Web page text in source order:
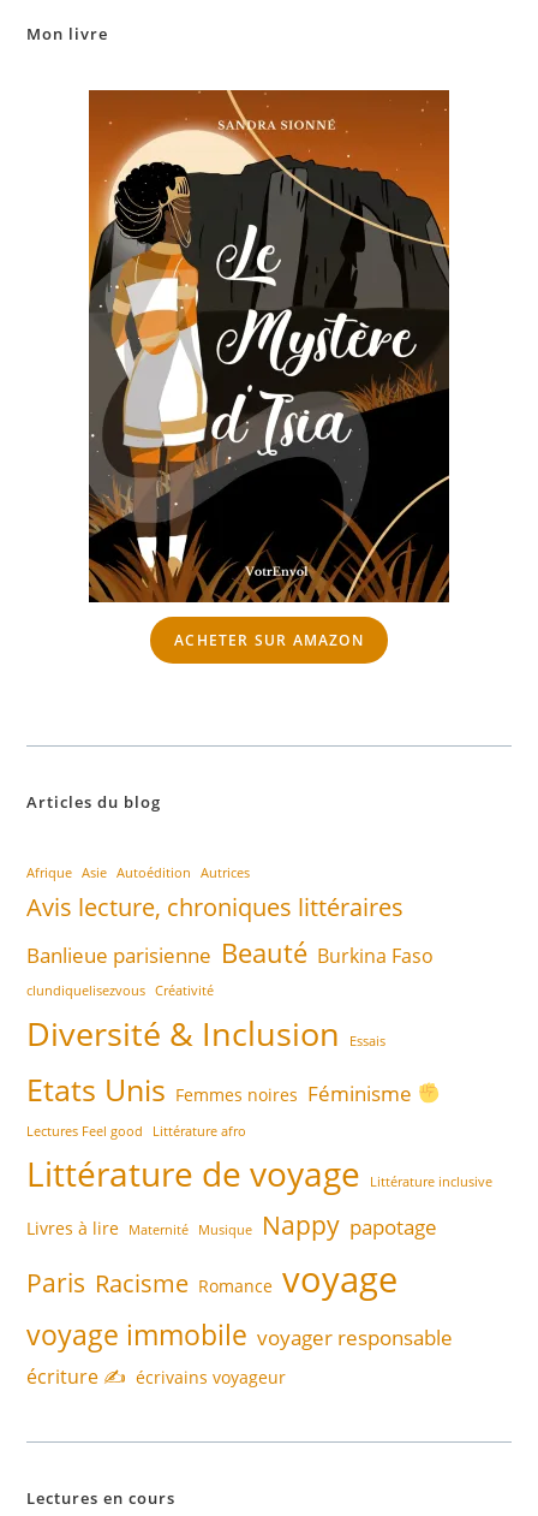
Mon livre
ACHETER SUR AMAZON
Articles du blog
Afrique Asie Autoédition Autrices
Avis lecture, chroniques littéraires
Banlieue parisienne Beauté Burkina Faso
clundiquelisezvous Créativité
Diversité & Inclusion Essais
Etats Unis Femmes noires Féminisme
Lectures Feel good Littérature afro
Littérature de voyage Littérature inclusive
Livres à lire Maternité Musique Nappy papotage
Paris Racisme Romance voyage
voyage immobile voyager responsable
écriture ✍️ écrivains voyageur
Lectures en cours